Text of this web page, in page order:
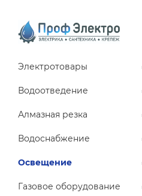
Электротовары
Водоотведение
Алмазная резка
Водоснабжение
Освещение
Газовое оборудование